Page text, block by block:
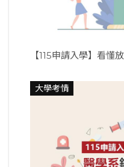
【115申請入學】看懂
大學考情